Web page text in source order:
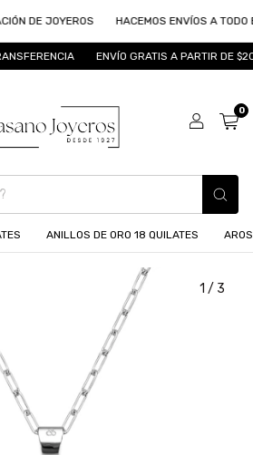
DE JOYEROS HACEMOS ENVÍOS A TODO EL
ENVÍO GRATIS A PARTIR DE
0
ANILLOS DE ORO 18 QUILATES
1 / 3